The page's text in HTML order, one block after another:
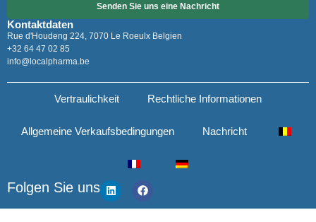
Senden Sie uns eine Nachricht
Kontaktdaten
Rue d'Houdeng 224, 7070 Le Roeulx Belgien
+32 64 47 02 85
info@localpharma.be
Vertraulichkeit Rechtliche Informationen
Allgemeine Verkaufsbedingungen Nachricht
Folgen Sie uns